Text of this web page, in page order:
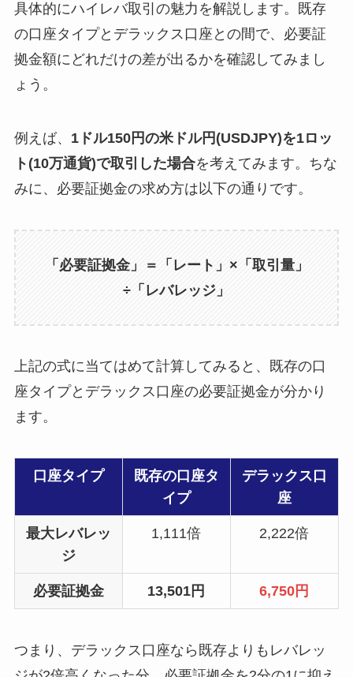
具体的にハイレバ取引の魅力を解説します。既存
の口座タイプとデラックス口座との間で、必要証
拠金額にどれだけの差が出るかを確認してみまし
ょう。
例えば、 1ドル150円の米ドル円(USDJPY)を1ロッ
ト(10万通貨)で取引した場合を考えてみます。ちな
みに、必要証拠金の求め方は以下の通りです。
「必要証拠金」＝「レート」×「取引量」
÷「レバレッジ」
上記の式に当てはめて計算してみると、既存の口
座タイプとデラックス口座の必要証拠金が分かり
ます。
口座タイプ
既存の口座タ
イプ
デラックス口
座
最大レバレッ
ジ
1,111倍 2,222倍
必要証拠金 13,501円 6,750円
つまり、デラックス口座なら既存よりもレバレッ